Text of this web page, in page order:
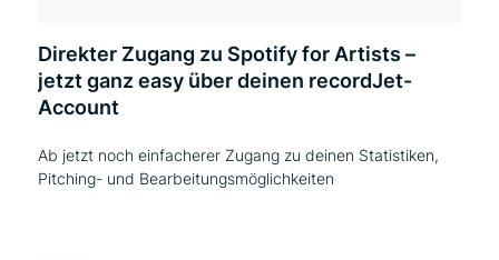
Direkter Zugang zu Spotify for Artists –
jetzt ganz easy über deinen recordJet-
Account
Ab jetzt noch einfacherer Zugang zu deinen Statistiken,
Pitching- und Bearbeitungsmöglichkeiten